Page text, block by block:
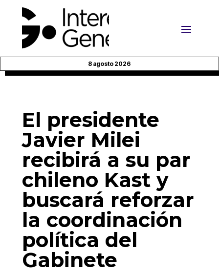
8 agosto 2026
El presidente
Javier Milei
recibirá a su par
chileno Kast y
buscará reforzar
la coordinación
política del
Gabinete